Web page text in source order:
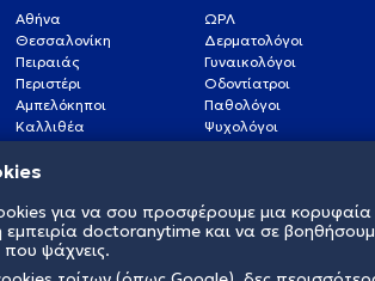
Αθήνα
Θεσσαλονίκη
Πειραιάς
Περιστέρι
Αμπελόκηποι
Καλλιθέα
Πάτρα
Γλυφάδα
Νέα Σμύρνη
ΩΡΛ
Δερματολόγοι
Γυναικολόγοι
Οδοντίατροι
Παθολόγοι
Ψυχολόγοι
Οφθαλμίατροι
Καρδιολόγοι
για να σου προσφέρουμε μια κορυφαία
doctoranytime και να σε
ψάχνεις.